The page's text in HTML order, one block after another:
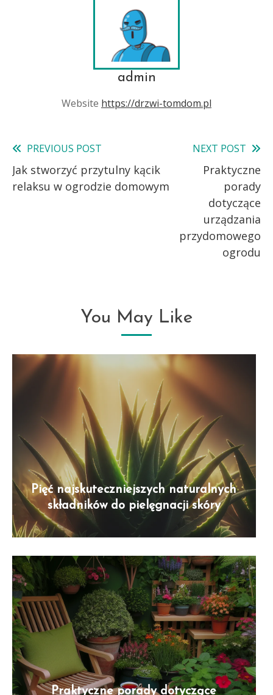
admin
Website https://drzwi-tomdom.pl
Read
more
PREVIOUS POST
Jak stworzyć przytulny kącik
relaksu w ogrodzie domowym
NEXT POST
Praktyczne
porady
dotyczące
urządzania
przydomowego
ogrodu
You May Like
Pięć najskuteczniejszych naturalnych
składników do pielęgnacji skóry
Praktyczne porady dotyczące